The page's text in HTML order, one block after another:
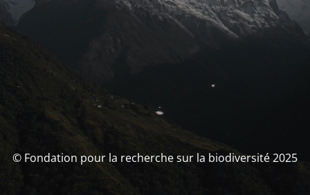
© Fondation pour la recherche sur la biodiversité 2025